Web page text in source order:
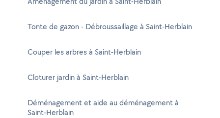
Tonte de gazon - Débroussaillage à Saint-Herblain
Couper les arbres à Saint-Herblain
Cloturer jardin à Saint-Herblain
Déménagement et aide au déménagement à
Saint-Herblain